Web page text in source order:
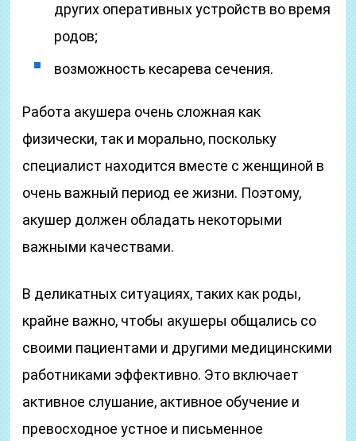
других оперативных устройств во время
родов;
возможность кесарева сечения.
Работа акушера очень сложная как
физически, так и морально, поскольку
специалист находится вместе с женщиной в
очень важный период ее жизни. Поэтому,
акушер должен обладать некоторыми
важными качествами.
В деликатных ситуациях, таких как роды,
крайне важно, чтобы акушеры общались со
своими пациентами и другими медицинскими
работниками эффективно. Это включает
активное слушание, активное обучение и
превосходное устное и письменное